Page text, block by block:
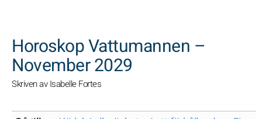
Horoskop Vattumannen –
November 2029
Skriven av Isabelle Fortes